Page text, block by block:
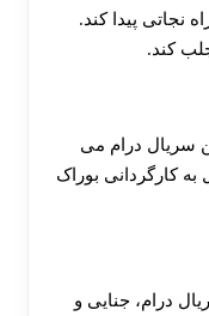
نجاتی پیدا کند.
کند.
پخش شد. ژانر این سریال درام می
به کارگردانی بوراک
سریال درام، جنایی و